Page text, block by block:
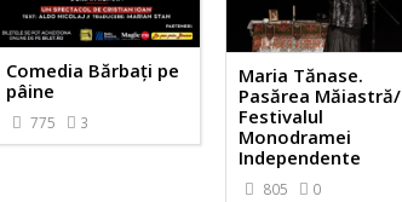
Comedia Bărbați pe
pâine
775 3
Maria Tănase.
Pasărea Măiastră/
Festivalul
Monodramei
Independente
805 0